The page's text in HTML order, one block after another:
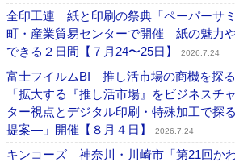
全印工連 紙と印刷の祭典「ペーパーサ
町・産業貿易センターで開催 紙の魅力
できる２日間【７月24〜25日】
2026.7.24
富士フイルムBI 推し活市場の商機を探
「拡大する『推し活市場』をビジネスチ
ター視点とデジタル印刷・特殊加工で探
提案―」開催【８月４日】
2026.7.24
キンコーズ 神奈川・川崎市「第21回か